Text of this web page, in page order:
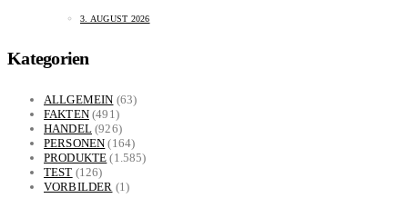
3. AUGUST 2026
Kategorien
ALLGEMEIN (63)
FAKTEN(491)
HANDEL(926)
PERSONEN (164)
PRODUKTE (1.585)
TEST (126)
VORBILDER (1)